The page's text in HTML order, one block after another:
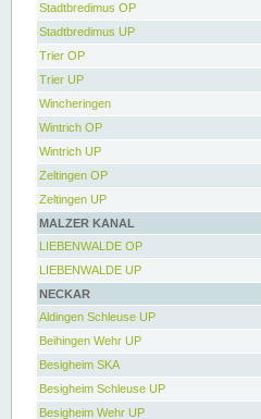
Stadtbredimus OP
Stadtbredimus UP
Trier OP
Trier UP
Wincheringen
Wintrich OP
Wintrich UP
Zeltingen OP
Zeltingen UP
MALZER KANAL
LIEBENWALDE OP
LIEBENWALDE UP
NECKAR
Aldingen Schleuse UP
Beihingen Wehr UP
Besigheim SKA
Besigheim Schleuse UP
Besigheim Wehr UP